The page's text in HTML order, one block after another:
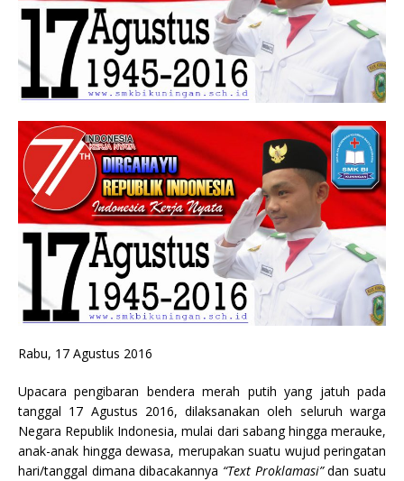
Rabu, 17 Agustus 2016
Upacara pengibaran bendera merah putih yang jatuh pada
tanggal 17 Agustus 2016, dilaksanakan oleh seluruh warga
Negara Republik Indonesia, mulai dari sabang hingga merauke,
anak-anak hingga dewasa, merupakan suatu wujud peringatan
hari/tanggal dimana dibacakannya “Text Proklamasi”dan suatu